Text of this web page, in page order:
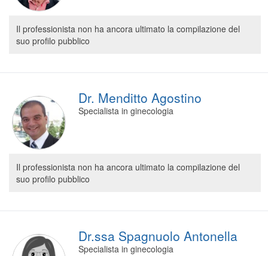
Il professionista non ha ancora ultimato la compilazione del
suo profilo pubblico
Dr. Menditto Agostino
Specialista in ginecologia
Il professionista non ha ancora ultimato la compilazione del
suo profilo pubblico
Dr.ssa Spagnuolo Antonella
Specialista in ginecologia